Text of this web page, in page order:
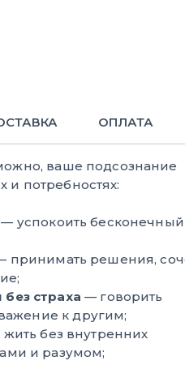
ОПЛАТА
ваше подсознание
и потребностях:
— успокоить бесконечный
принимать решения,
страха — говорить
к другим;
без внутренних
и разумом;